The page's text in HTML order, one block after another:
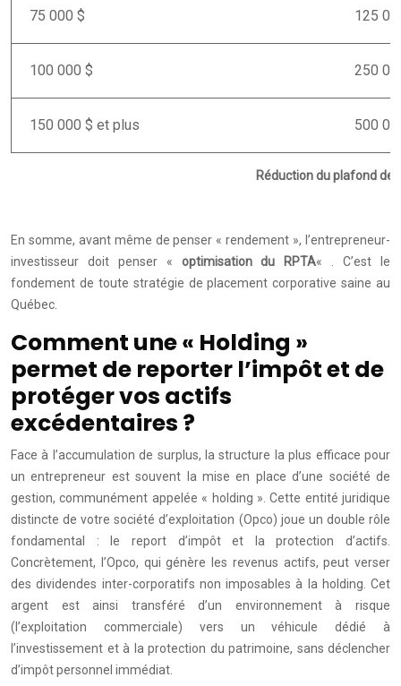
Réduction du plafond
75 000 $ 125
100 000 $ 250
150 000 $ et plus 500
En somme, avant même de penser « rendement », l’entrepreneur-
investisseur doit penser « optimisation du RPTA« . C’est le
fondement de toute stratégie de placement corporative saine au
Québec.
Comment une « Holding »
permet de reporter l’impôt et de
protéger vos actifs
excédentaires ?
Face à l’accumulation de surplus, la structure la plus efficace pour
un entrepreneur est souvent la mise en place d’une société de
gestion, communément appelée « holding ». Cette entité juridique
distincte de votre société d’exploitation (Opco) joue un double rôle
fondamental : le report d’impôt et la protection d’actifs.
Concrètement, l’Opco, qui génère les revenus actifs, peut verser
des dividendes inter-corporatifs non imposables à la holding. Cet
argent est ainsi transféré d’un environnement à risque
(l’exploitation commerciale) vers un véhicule dédié à
l’investissement et à la protection du patrimoine, sans déclencher
d’impôt personnel immédiat.